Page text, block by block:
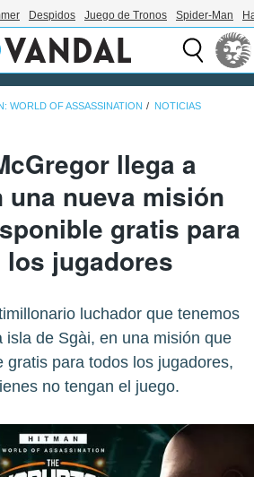
Despidos Juego de Tronos Spider-Man
WORLD OF ASSASSINATION NOTICIAS
llega a
una nueva misión
gratis para
jugadores
luchador que tenemos
isla de Sgài, en una misión que
gratis para todos los jugadores,
no tengan el juego.